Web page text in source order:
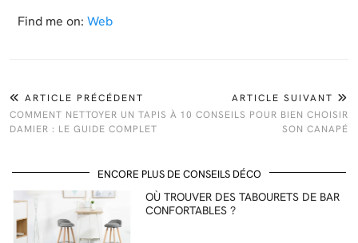
Find me on: Web
ARTICLE PRÉCÉDENT
COMMENT NETTOYER UN TAPIS À
DAMIER : LE GUIDE COMPLET
ARTICLE SUIVANT
10 CONSEILS POUR BIEN CHOISIR
SON CANAPÉ
ENCORE PLUS DE CONSEILS DÉCO
OÙ TROUVER DES TABOURETS DE BAR
CONFORTABLES ?